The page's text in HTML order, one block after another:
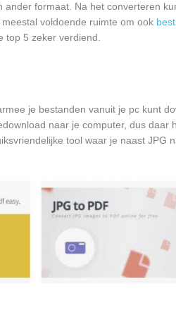
formaat. Na het converteren
voldoende ruimte om ook
top 5 zeker verdiend.
je bestanden vanuit je pc kunt
naar je computer, dus daar
tool waar je naast JPG